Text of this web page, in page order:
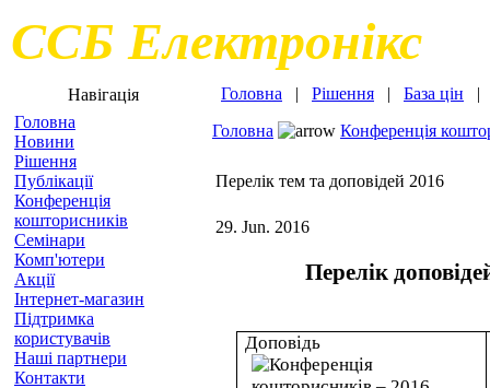
ССБ Електронікс
Навігація
Головна
Новини
Рішення
Публікації
Конференція
кошторисників
Семінари
Комп'ютери
Акції
Інтернет-магазин
Підтримка
користувачів
Наші партнери
Контакти
Головна | Рішення | База цін
Головна
Конференція
Перелік тем та доповідей 2016
29. Jun. 2016
Перелік
Доповідь